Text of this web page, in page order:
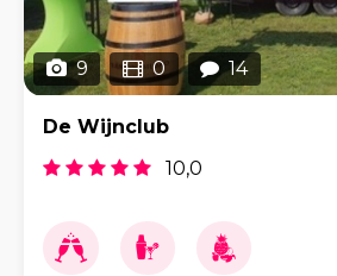
9 0 14
De Wijnclub
10,0